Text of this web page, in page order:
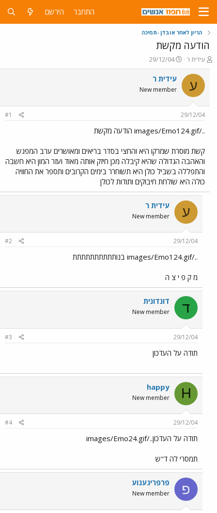
התחבר הירשם
הריון לאחר אובדן -תמיכה
הודעה מקשת
פ
ו
ת
ח
ה
ש
עידית ר
פ
ו
ר
ם
ר
29/12/04
ע עידית ר
New member
29/12/04
#1
../images/Emo124.gif הודעה מקשת
קשת מוסרת שמרקו היא והחצי בסדר בריאים ומאושרים ערב המפגש
והאהבה הגדולה שהיא קיבלה מכן חיזק אותה מאוד ועזר המון היא חשבה
והתפללה בשביל כולן היא תשוחרר בימים הקרובים ותספר את החוויה
כולה היא שולחת חיבוקים ותודות לכולן
ע עידית ר
New member
29/12/04
#2
../images/Emo124.gif בנותתתתתתתתתת
מ ק פ י צ ה
ד דונדונית
New member
29/12/04
#3
תודה על העדכון
H
happy
New member
29/12/04
#4
תודה על העדכון../images/Emo24.gif
תמסרי לה ד"ש
פ פרפריגעגוע
New member